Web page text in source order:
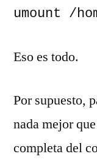
umount /
Eso es todo.
Por supuesto,
nada mejor
completa del